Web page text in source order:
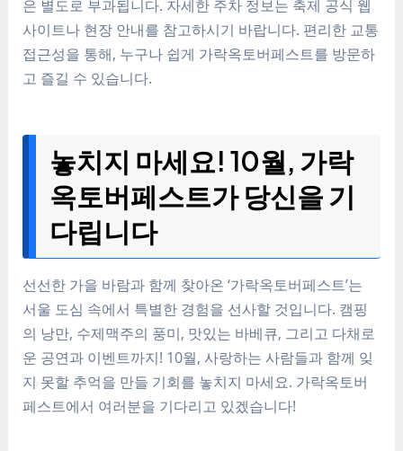
은 별도로 부과됩니다. 자세한 주차 정보는 축제 공식 웹
사이트나 현장 안내를 참고하시기 바랍니다. 편리한 교통
접근성을 통해, 누구나 쉽게 가락옥토버페스트를 방문하
고 즐길 수 있습니다.
놓치지 마세요! 10월, 가락
옥토버페스트가 당신을 기
다립니다
선선한 가을 바람과 함께 찾아온 ‘가락옥토버페스트’는
서울 도심 속에서 특별한 경험을 선사할 것입니다. 캠핑
의 낭만, 수제맥주의 풍미, 맛있는 바베큐, 그리고 다채로
운 공연과 이벤트까지! 10월, 사랑하는 사람들과 함께 잊
지 못할 추억을 만들 기회를 놓치지 마세요. 가락옥토버
페스트에서 여러분을 기다리고 있겠습니다!